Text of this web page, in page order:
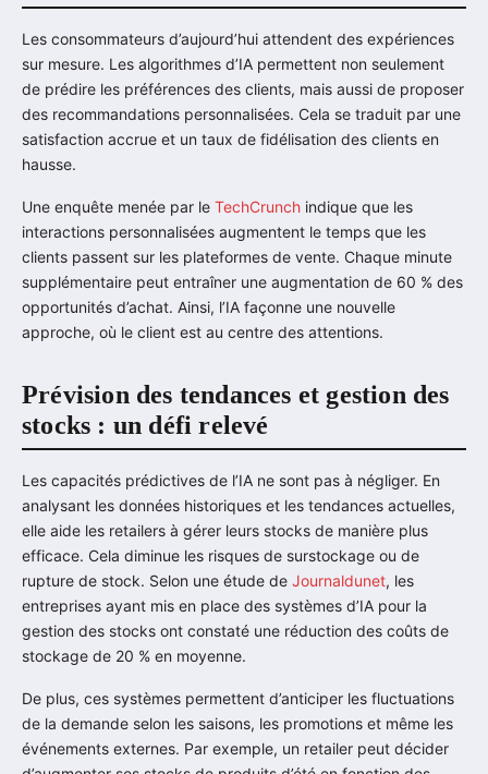
Les consommateurs d’aujourd’hui attendent des expériences
sur mesure. Les algorithmes d’IA permettent non seulement
de prédire les préférences des clients, mais aussi de proposer
des recommandations personnalisées. Cela se traduit par une
satisfaction accrue et un taux de fidélisation des clients en
hausse.
Une enquête menée par le TechCrunch indique que les
interactions personnalisées augmentent le temps que les
clients passent sur les plateformes de vente. Chaque minute
supplémentaire peut entraîner une augmentation de 60 % des
opportunités d’achat. Ainsi, l’IA façonne une nouvelle
approche, où le client est au centre des attentions.
Prévision des tendances et gestion des
stocks : un défi relevé
Les capacités prédictives de l’IA ne sont pas à négliger. En
analysant les données historiques et les tendances actuelles,
elle aide les retailers à gérer leurs stocks de manière plus
efficace. Cela diminue les risques de surstockage ou de
rupture de stock. Selon une étude de Journaldunet, les
entreprises ayant mis en place des systèmes d’IA pour la
gestion des stocks ont constaté une réduction des coûts de
stockage de 20 % en moyenne.
De plus, ces systèmes permettent d’anticiper les fluctuations
de la demande selon les saisons, les promotions et même les
événements externes. Par exemple, un retailer peut décider